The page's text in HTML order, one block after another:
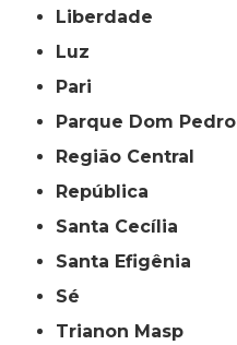
Liberdade
Luz
Pari
Parque Dom Pedro
Região Central
República
Santa Cecília
Santa Efigênia
Sé
Trianon Masp